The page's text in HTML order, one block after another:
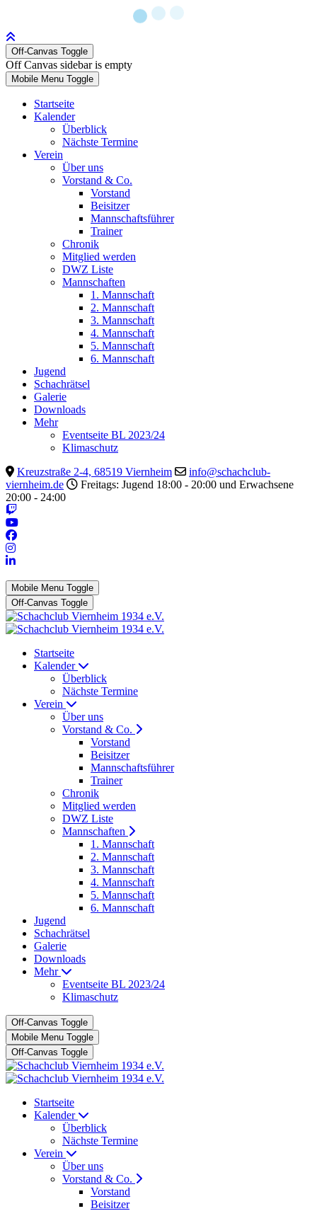
Off-Canvas Toggle
Off Canvas sidebar is empty
Mobile Menu Toggle
Startseite
Kalender
Überblick
Nächste Termine
Verein
Über uns
Vorstand & Co.
Vorstand
Beisitzer
Mannschaftsführer
Trainer
Chronik
Mitglied werden
DWZ Liste
Mannschaften
1. Mannschaft
2. Mannschaft
3. Mannschaft
4. Mannschaft
5. Mannschaft
6. Mannschaft
Jugend
Schachrätsel
Galerie
Downloads
Mehr
Eventseite BL 2023/24
Klimaschutz
Kreuzstraße 2-4, 68519 Viernheim
info@schachclub-
viernheim.de
Freitags: Jugend 18:00 - 20:00 und Erwachsene
20:00 - 24:00
Mobile Menu Toggle
Off-Canvas Toggle
Startseite
Kalender
Überblick
Nächste Termine
Verein
Über uns
Vorstand & Co.
Vorstand
Beisitzer
Mannschaftsführer
Trainer
Chronik
Mitglied werden
DWZ Liste
Mannschaften
1. Mannschaft
2. Mannschaft
3. Mannschaft
4. Mannschaft
5. Mannschaft
6. Mannschaft
Jugend
Schachrätsel
Galerie
Downloads
Mehr
Eventseite BL 2023/24
Klimaschutz
Off-Canvas Toggle
Mobile Menu Toggle
Off-Canvas Toggle
Startseite
Kalender
Überblick
Nächste Termine
Verein
Über uns
Vorstand & Co.
Vorstand
Beisitzer